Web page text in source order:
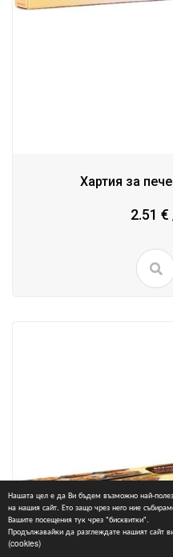
Нашата цел е да Ви бъдем възможно най-
на нашия сайт. Ето защо чрез него ние
Вашите посещения тук чрез "бисквитки".
Продължавайки да разглеждате нашият сайт
(cookies)
Хартия за
2.51